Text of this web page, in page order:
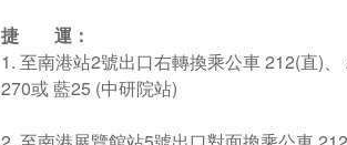
捷 運：
1. 至南港站2號出口右轉換乘公車 212(直)、
270或 藍25 (中研院站)